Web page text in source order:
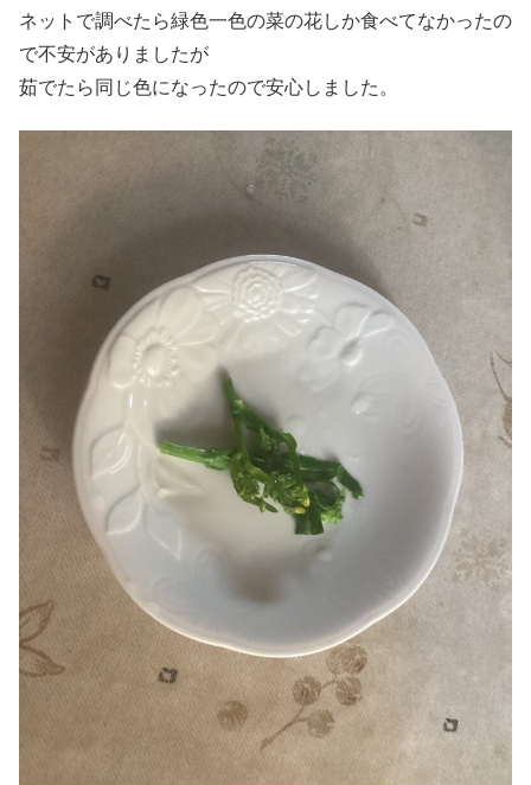
ネットで調べたら緑色一色の菜の花しか食べてなかったの
で不安がありましたが
茹でたら同じ色になったので安心しました。